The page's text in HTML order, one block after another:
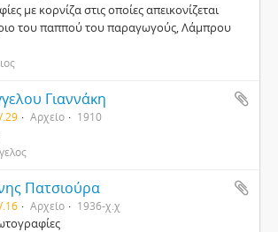
με κορνίζα στις οποίες απεικονίζεται
του παππού του παραγωγούς, Λάμπρου
Γιαννάκη
Αρχείο 1910
Πατσιούρα
Αρχείο 1936-χ.χ